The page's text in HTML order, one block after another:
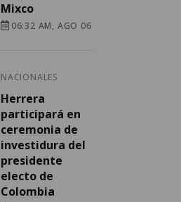
Mixco
06:32 AM, AGO 06
NACIONALES
Herrera
participará en
ceremonia de
investidura del
presidente
electo de
Colombia